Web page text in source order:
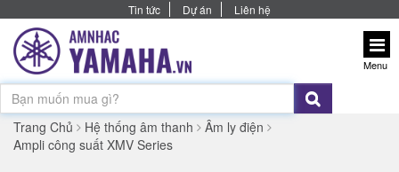
Tin tức Dự án Liên hệ
Menu
Trang Chủ Hệ thống âm thanh
Âm ly điện
Ampli công suất XMV Series